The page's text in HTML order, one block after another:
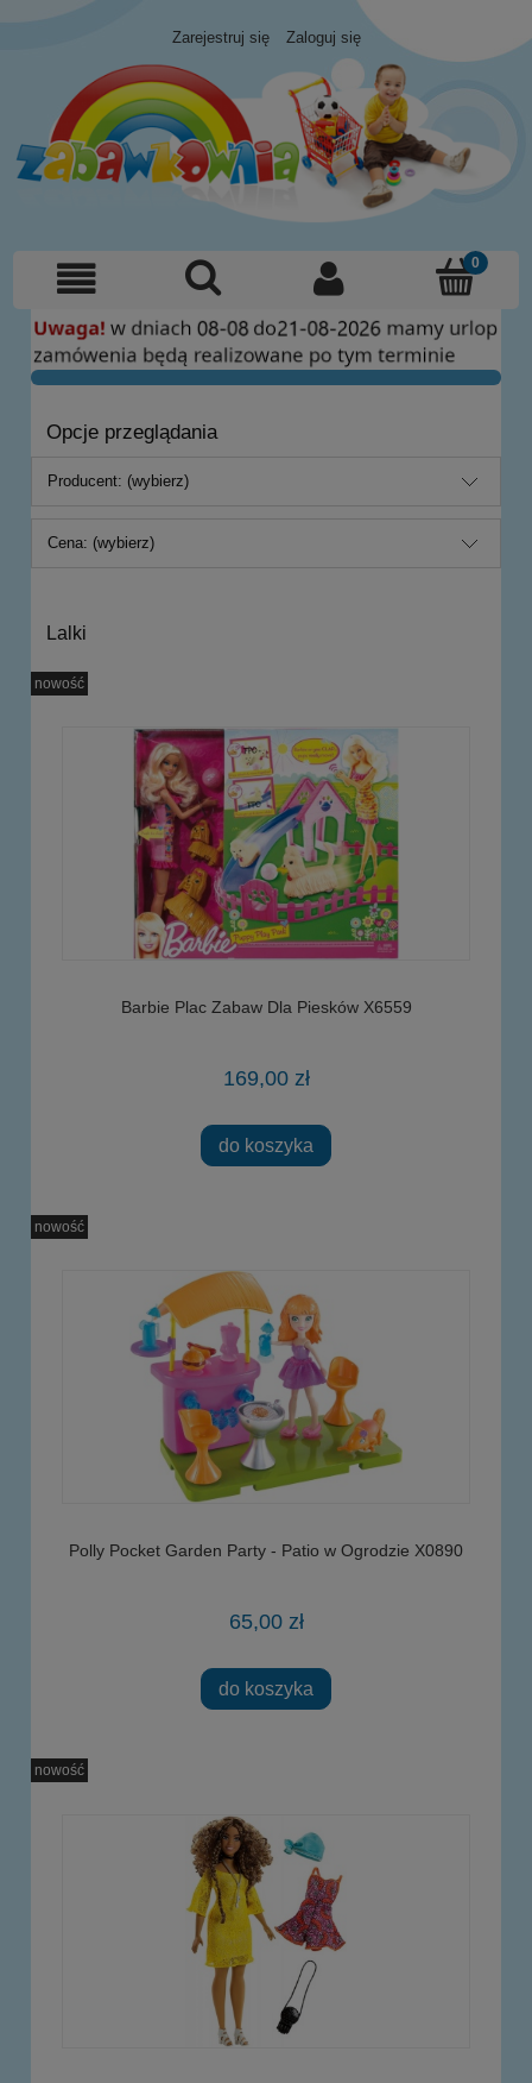
Zarejestruj się Zaloguj się
Opcje przeglądania
Producent: (wybierz)
Cena: (wybierz)
Lalki
Barbie Plac Zabaw Dla Piesków X6559
169,00 zł
do koszyka
nowość
Polly Pocket Garden Party - Patio w Ogrodzie X0890
65,00 zł
do koszyka
nowość
nowość